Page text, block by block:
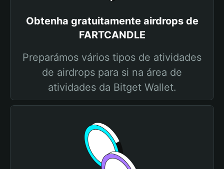
Obtenha gratuitamente airdrops de
FARTCANDLE
Preparámos vários tipos de atividades
de airdrops para si na área de
atividades da Bitget Wallet.